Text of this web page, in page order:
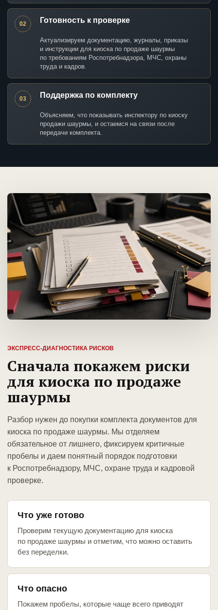
02 Готовность к проверке
Актуализируем документацию, журналы, приказы
и инструкции для киоска по продаже шаурмы
по требованиям Роспотребнадзора, МЧС, охраны
труда и кадров.
03 Поддержка по комплекту
Объясняем, что показывать инспектору по киоску
продажи шаурмы, и остаемся на связи после
передачи комплекта.
ЭКСПРЕСС-ДИАГНОСТИКА РИСКОВ
Сначала покажем риски
для киоска по продаже
шаурмы
Разбор нужен до покупки комплекта документов для
киоска по продаже шаурмы. Мы отделяем
обязательное от лишнего, фиксируем критичные
пробелы и даем понятный порядок подготовки
к Роспотребнадзору, МЧС, охране труда и кадровой
проверке.
Что уже готово
Проверим текущую документацию для киоска
по продаже шаурмы и отметим, что можно оставить
без переделки.
Что опасно
Покажем пробелы, которые чаще всего приводят